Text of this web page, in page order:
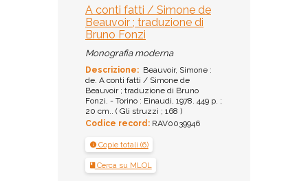
A conti fatti / Simone de
Beauvoir ; traduzione di
Bruno Fonzi
Monografia moderna
Descrizione: Beauvoir, Simone :
de. A conti fatti / Simone de
Beauvoir ; traduzione di Bruno
Fonzi. - Torino : Einaudi, 1978. 449 p. ;
20 cm.. ( Gli struzzi ; 168 )
Codice record: RAV0039946
Copie totali (6)
Cerca su MLOL